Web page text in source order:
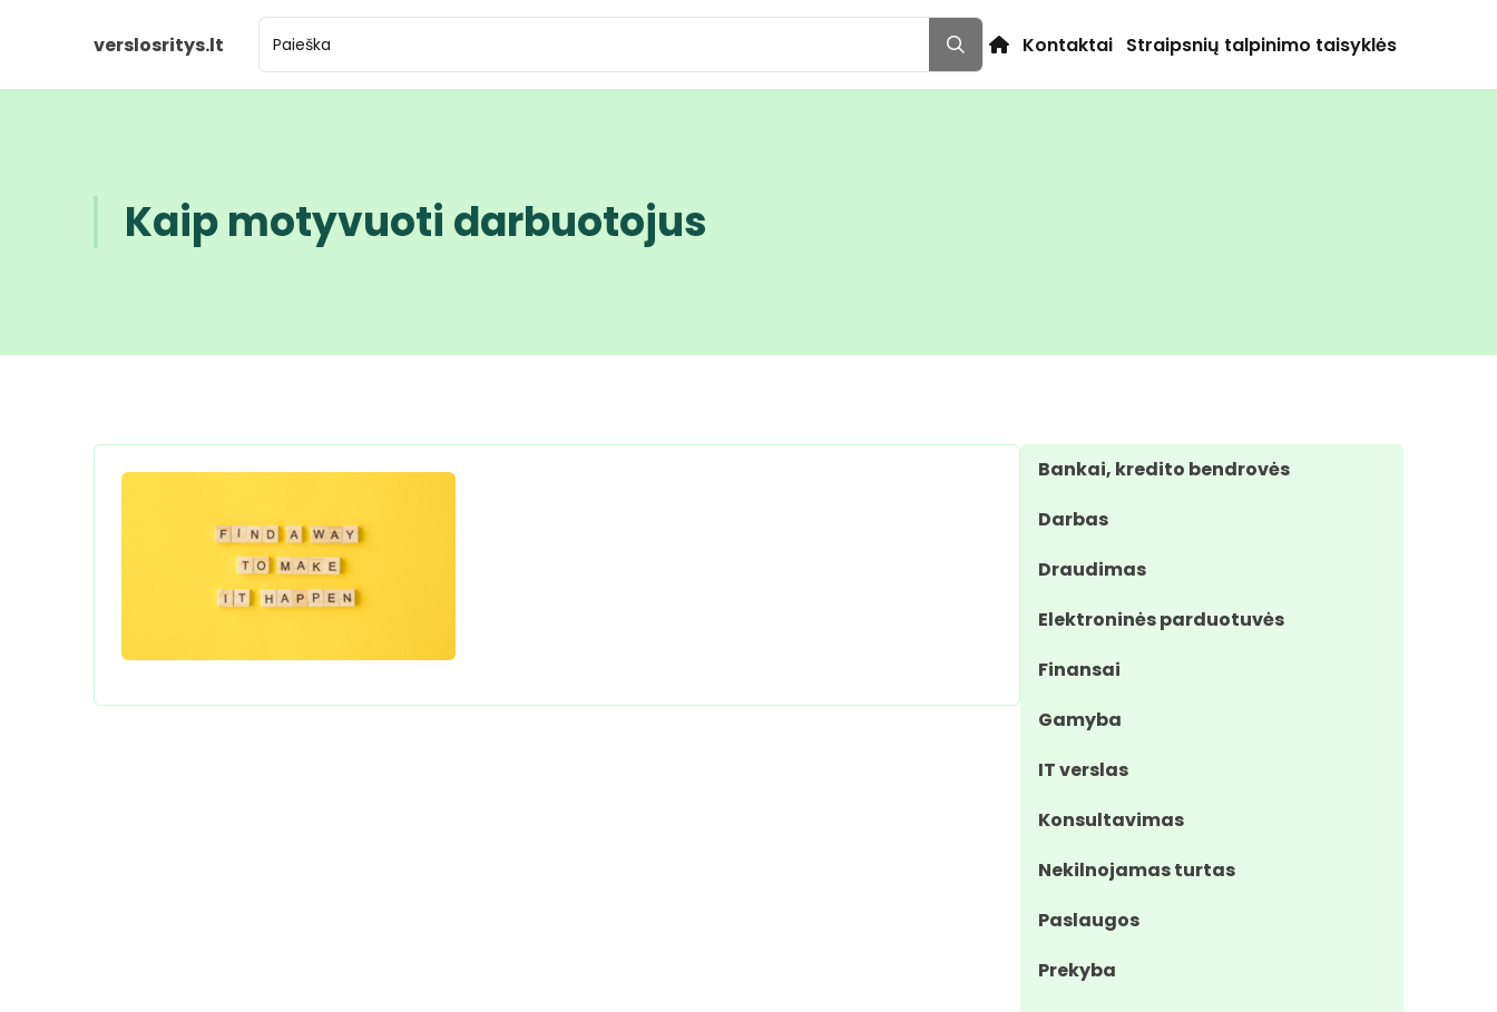
verslosritys.lt Kontaktai Straipsnių talpinimo taisyklės
Kaip motyvuoti darbuotojus
Bankai, kredito bendrovės
Darbas
Draudimas
Elektroninės parduotuvės
Finansai
Gamyba
IT verslas
Konsultavimas
Nekilnojamas turtas
Paslaugos
Prekyba